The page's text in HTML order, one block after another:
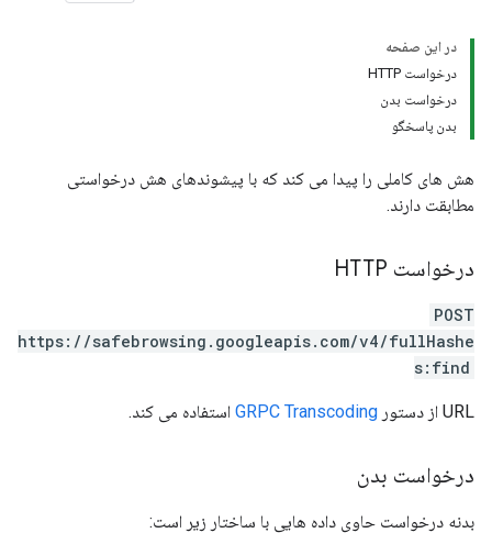
در این صفحه
درخواست HTTP
درخواست بدن
بدن پاسخگو
هش های کاملی را پیدا می کند که با پیشوندهای هش درخواستی
مطابقت دارند.
درخواست HTTP
POST
https://safebrowsing.googleapis.com/v4/fullHashe
s:find
URL از دستور GRPC Transcoding استفاده می کند.
درخواست بدن
بدنه درخواست حاوی داده هایی با ساختار زیر است: